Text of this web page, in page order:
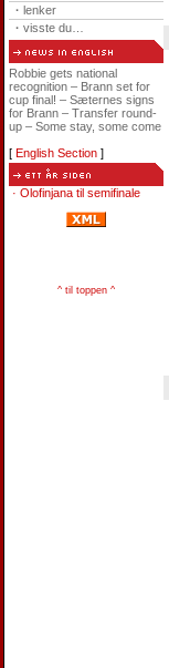
· lenker
· visste du…
Robbie gets national
recognition – Brann set for
cup final! – Sæternes signs
for Brann – Transfer round-
up – Some stay, some come
[ English Section ]
· Olofinjana til semifinale
^ til toppen ^